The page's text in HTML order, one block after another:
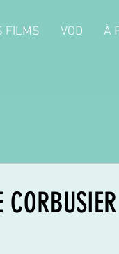
FILMS VOD À